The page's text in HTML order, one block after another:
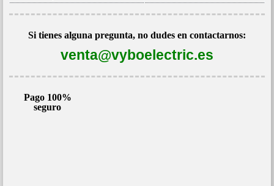
Si tienes alguna pregunta, no dudes en contactarnos:
venta@vyboelectric.es
Pago 100%
seguro